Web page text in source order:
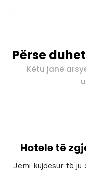
Përse
Këtu janë
Hotele të
Jemi kujdesur të